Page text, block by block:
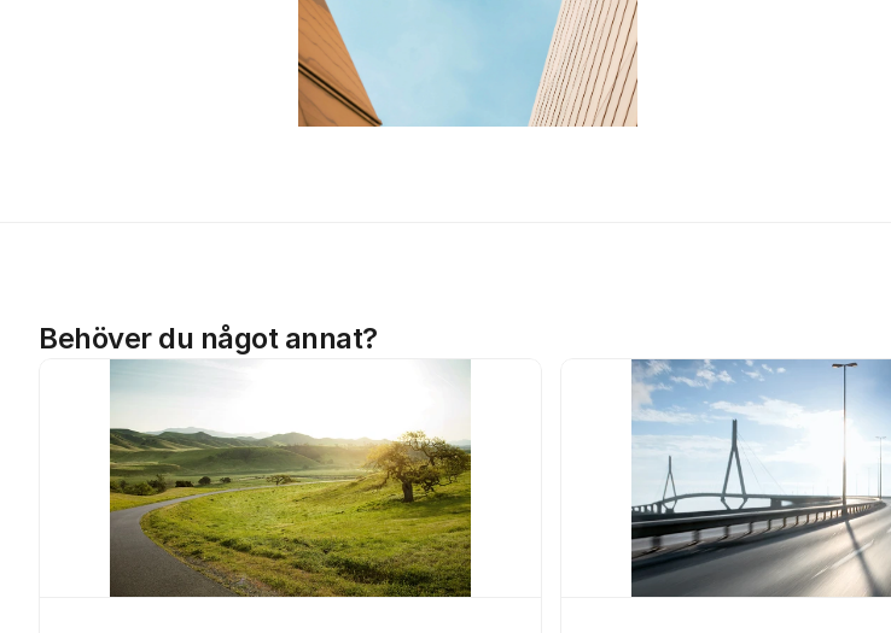
Behöver du något annat?